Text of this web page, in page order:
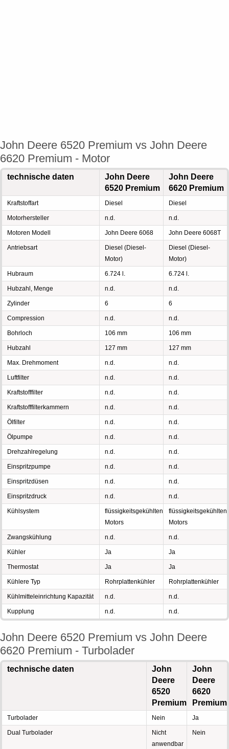
John Deere 6520 Premium vs John Deere
6620 Premium - Motor
technische daten
John Deere
6520 Premium
John Deere
6620 Premium
Kraftstoffart Diesel Diesel
Motorhersteller n.d. n.d.
Motoren Modell John Deere 6068 John Deere 6068T
Antriebsart
Diesel (Diesel-
Motor)
Diesel (Diesel-
Motor)
Hubraum 6.724 l. 6.724 l.
Hubzahl, Menge n.d. n.d.
Zylinder 6 6
Compression n.d. n.d.
Bohrloch 106 mm 106 mm
Hubzahl 127 mm 127 mm
Max. Drehmoment n.d. n.d.
Luftfilter n.d. n.d.
Kraftstofffilter n.d. n.d.
Kraftstofffilterkammern n.d. n.d.
Ölfilter n.d. n.d.
Ölpumpe n.d. n.d.
Drehzahlregelung n.d. n.d.
Einspritzpumpe n.d. n.d.
Einspritzdüsen n.d. n.d.
Einspritzdruck n.d. n.d.
Kühlsystem
flüssigkeitsgekühlten
Motors
flüssigkeitsgekühlten
Motors
Zwangskühlung n.d. n.d.
Kühler Ja Ja
Thermostat Ja Ja
Kühlere Typ Rohrplattenkühler Rohrplattenkühler
Kühlmitteleinrichtung Kapazität n.d. n.d.
Kupplung n.d. n.d.
John Deere 6520 Premium vs John Deere
6620 Premium - Turbolader
technische daten
John
Deere
6520
Premium
John
Deere
6620
Premium
Turbolader Nein Ja
Dual Turbolader
Nicht
anwendbar
Nein